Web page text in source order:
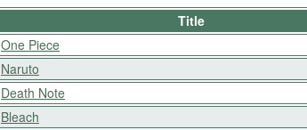
Title
One Piece
Naruto
Death Note
Bleach